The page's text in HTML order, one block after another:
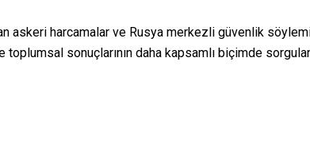
askeri harcamalar ve Rusya merkezli güvenlik
sonuçlarının daha kapsamlı biçimde